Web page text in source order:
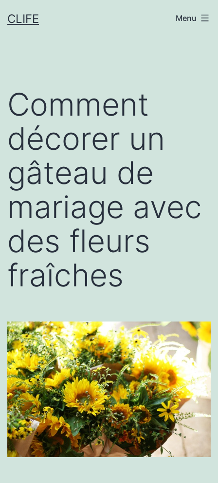
auCLIFE Menu
Comment
décorer un
gâteau de
mariage avec
des fleurs
fraîches